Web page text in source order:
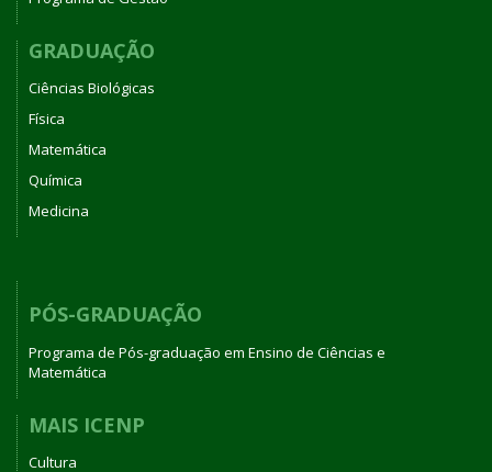
GRADUAÇÃO
Ciências Biológicas
Física
Matemática
Química
Medicina
PÓS-GRADUAÇÃO
Programa de Pós-graduação em Ensino de Ciências e
Matemática
MAIS ICENP
Cultura